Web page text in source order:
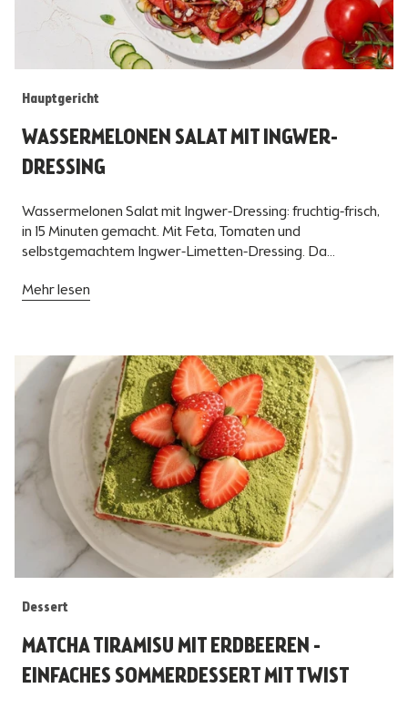
Hauptgericht
WASSERMELONEN SALAT MIT INGWER-
DRESSING
Wassermelonen Salat mit Ingwer-Dressing: fruchtig-frisch,
in 15 Minuten gemacht. Mit Feta, Tomaten und
selbstgemachtem Ingwer-Limetten-Dressing. Da...
Mehr lesen
Dessert
MATCHA TIRAMISU MIT ERDBEEREN -
EINFACHES SOMMERDESSERT MIT TWIST